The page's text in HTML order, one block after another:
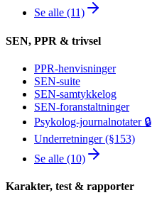
Se alle (11)
SEN, PPR & trivsel
PPR-henvisninger
SEN-suite
SEN-samtykkelog
SEN-foranstaltninger
Psykolog-journalnotater 🔒
Underretninger (§153)
Se alle (10)
Karakter, test & rapporter